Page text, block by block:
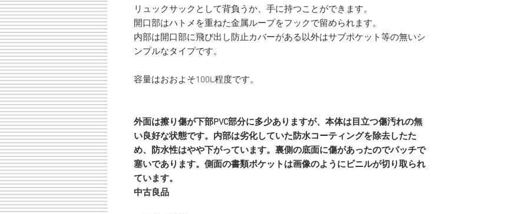
リュックサックとして背負うか、手に持つことができます。
開口部はハトメを重ねた金属ループをフックで留められます。
内部は開口部に飛び出し防止カバーがある以外はサブポケット等の無いシ
ンプルなタイプです。
容量はおおよそ100L程度です。
外面は擦り傷が下部PVC部分に多少ありますが、本体は目立つ傷汚れの無
い良好な状態です。内部は劣化していた防水コーティングを除去したた
め、防水性はやや下がっています。裏側の底面に傷があったのでパッチで
塞いであります。側面の書類ポケットは画像のようにビニルが切り取られ
ています。
中古良品